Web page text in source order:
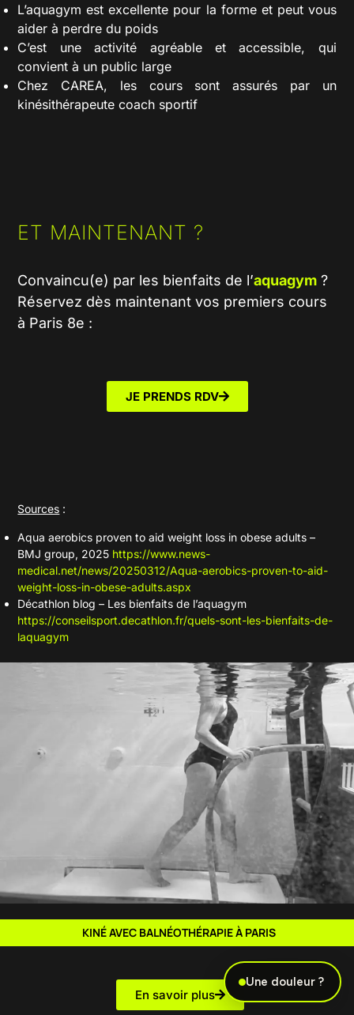
L’aquagym est excellente pour la forme et peut vous
aider à perdre du poids
C’est une activité agréable et accessible, qui
convient à un public large
Chez CAREA, les cours sont assurés par un
kinésithérapeute coach sportif
ET MAINTENANT ?
Convaincu(e) par les bienfaits de l’aquagym ?
Réservez dès maintenant vos premiers cours
à Paris 8e :
JE PRENDS RDV
Sources :
Aqua aerobics proven to aid weight loss in obese adults –
BMJ group, 2025 https://www.news-
medical.net/news/20250312/Aqua-aerobics-proven-to-aid-
weight-loss-in-obese-adults.aspx
Décathlon blog – Les bienfaits de l’aquagym
https://conseilsport.decathlon.fr/quels-sont-les-bienfaits-de-
laquagym
KINÉ AVEC BALNÉOTHÉRAPIE À PARIS
En savoir plus
Une douleur ?